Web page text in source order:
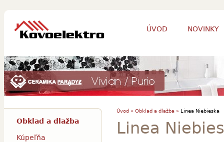
ÚVOD NOVINKY
Úvod » Obklad a dlažba »Linea Niebieska
Linea
Obklad a dlažba
Kúpeľňa